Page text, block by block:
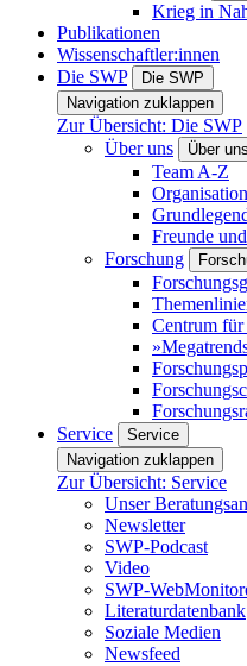
Krieg in
Publikationen
Wissenschaftler:innen
Die SWP
Die SWP
Navigation zuklappen
Zur Übersicht: Die SWP
Über uns
Über uns
Team A-Z
Organisation
Freunde
Forschung
Centrum
Service
Service
Navigation zuklappen
Zur Übersicht: Service
Unser
Newsletter
SWP-Podcast
Video
SWP-
Literaturdatenbank
Soziale Medien
Newsfeed